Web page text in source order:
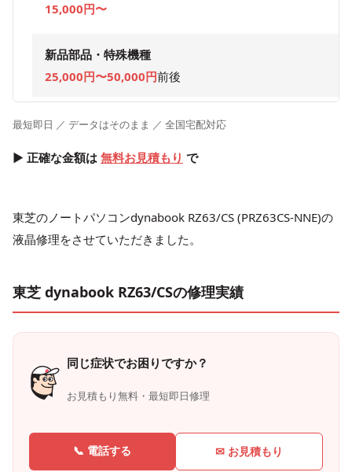
15,000円〜
新品部品・特殊機種
25,000円〜50,000円前後
最短即日 ／ データはそのまま ／ 全国宅配対応
▶ 正確な金額は 無料お見積もり で
東芝のノートパソコンdynabook RZ63/CS (PRZ63CS-NNE)の
液晶修理をさせていただきました。
東芝 dynabook RZ63/CSの修理実績
同じ症状でお困りですか？
お見積もり無料・最短即日修理
📞 電話する ✉ お見積もり